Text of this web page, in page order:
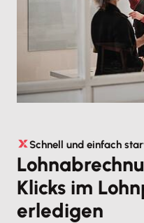
Schnell und einfach
Klicks im
erledigen